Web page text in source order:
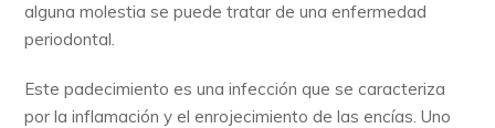
alguna molestia se puede tratar de una enfermedad
periodontal.
Este padecimiento es una infección que se caracteriza
por la inflamación y el enrojecimiento de las encías. Uno